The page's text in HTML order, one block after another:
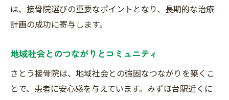
は、接骨院選びの重要なポイントとなり、長期的な治療
計画の成功に寄与します。
地域社会とのつながりとコミュニティ
さとう接骨院は、地域社会との強固なつながりを築くこ
とで、患者に安心感を与えています。みずほ台駅近くに